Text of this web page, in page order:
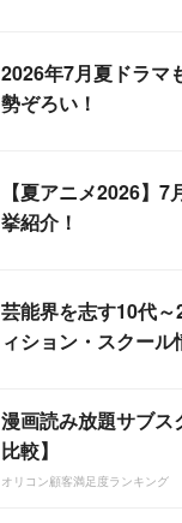
2026年7月夏ドラマ
勢ぞろい！
【夏アニメ2026】
挙紹介！
芸能界を志す10代
ィション・スクー
漫画読み放題サブ
比較】
オリコン顧客満足度ランキング